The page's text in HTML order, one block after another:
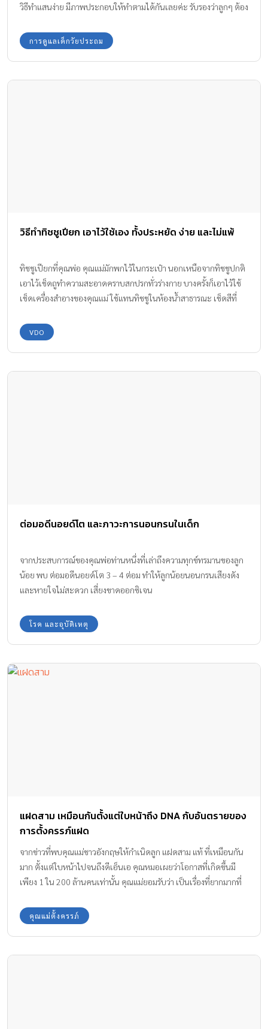
วิธีทำแสนง่าย มีภาพประกอบให้ทำตามได้กันเลยค่ะ รับรองว่าลูกๆ ต้อง
การดูแลเด็กวัยประถม
วิธีทำทิชชูเปียก เอาไว้ใช้เอง ทั้งประหยัด ง่าย และไม่แพ้
ทิชชูเปียกที่คุณพ่อ คุณแม่มักพกไว้ในกระเป๋า นอกเหนือจากทิชชูปกติ
เอาไว้เช็ดถูทำความสะอาดคราบสกปรกทั่วร่างกาย บางครั้งก็เอาไว้ใช้
เช็ดเครื่องสำอางของคุณแม่ ใช้แทนทิชชูในห้องน้ำสาธารณะ เช็ดสีที่
VDO
ต่อมอดีนอยด์โต และภาวะการนอนกรนในเด็ก
จากประสบการณ์ของคุณพ่อท่านหนึ่งที่เล่าถึงความทุกข์ทรมานของลูก
น้อย พบ ต่อมอดีนอยด์โต 3 – 4 ต่อม ทำให้ลูกน้อยนอนกรนเสียงดัง
และหายใจไม่สะดวก เสี่ยงขาดออกซิเจน
โรค และอุบัติเหตุ
แฝดสาม เหมือนกันตั้งแต่ใบหน้าถึง DNA กับอันตรายของ
การตั้งครรภ์แฝด
จากข่าวที่พบคุณแม่ชาวอังกฤษให้กำเนิดลูก แฝดสาม แท้ ที่เหมือนกัน
มาก ตั้งแต่ใบหน้าไปจนถึงดีเอ็นเอ คุณหมอเผยว่าโอกาสที่เกิดขึ้นมี
เพียง 1 ใน 200 ล้านคนเท่านั้น คุณแม่ยอมรับว่า เป็นเรื่องที่ยากมากที่
คุณแม่ตั้งครรภ์